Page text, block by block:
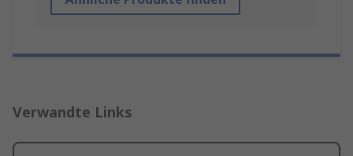
Verwandte Links